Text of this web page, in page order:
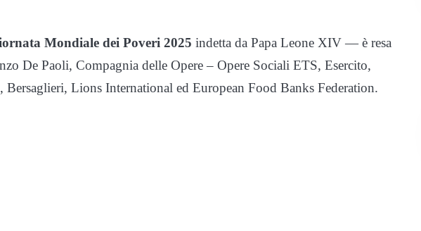
Mondiale dei Poveri 2025 indetta da Papa Leone XIV — è resa
De Paoli, Compagnia delle Opere – Opere Sociali ETS, Esercito,
Lions International ed European Food Banks Federation.